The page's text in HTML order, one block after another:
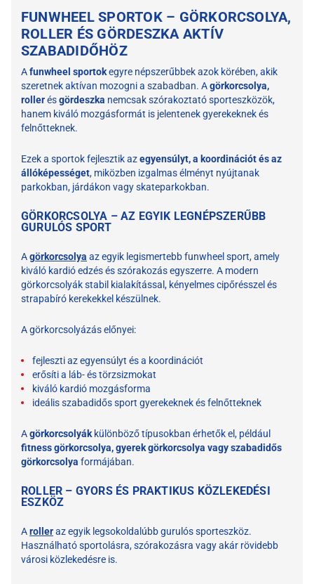
FUNWHEEL SPORTOK – GÖRKORCSOLYA,
ROLLER ÉS GÖRDESZKA AKTÍV
SZABADIDŐHÖZ
Afunwheel sportokegyre népszerűbbek azok körében, akik
szeretnek aktívan mozogni a szabadban. Agörkorcsolya,
rollerésgördeszka nemcsak szórakoztató sporteszközök,
hanem kiváló mozgásformát is jelentenek gyerekeknek és
felnőtteknek.
Ezek a sportok fejlesztik azegyensúlyt, a koordinációt és az
állóképességet, miközben izgalmas élményt nyújtanak
parkokban, járdákon vagy skateparkokban.
GÖRKORCSOLYA – AZ EGYIK LEGNÉPSZERŰBB
GURULÓS SPORT
Agörkorcsolya az egyik legismertebb funwheel sport, amely
kiváló kardió edzés és szórakozás egyszerre. A modern
görkorcsolyák stabil kialakítással, kényelmes cipőrésszel és
strapabíró kerekekkel készülnek.
A görkorcsolyázás előnyei:
fejleszti az egyensúlyt és a koordinációt
erősíti a láb- és törzsizmokat
kiváló kardió mozgásforma
ideális szabadidős sport gyerekeknek és felnőtteknek
Agörkorcsolyákkülönböző típusokban érhetők el, például
fitness görkorcsolya, gyerek görkorcsolya vagy szabadidős
görkorcsolya formájában.
ROLLER – GYORS ÉS PRAKTIKUS KÖZLEKEDÉSI
ESZKÖZ
Arolleraz egyik legsokoldalúbb gurulós sporteszköz.
Használható sportolásra, szórakozásra vagy akár rövidebb
városi közlekedésre is.